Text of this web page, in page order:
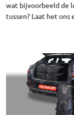
wat bijvoorbeeld de
tussen? Laat het ons